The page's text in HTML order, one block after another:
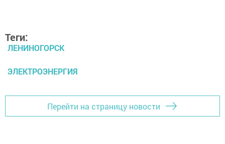
Теги:
ЛЕНИНОГОРСК
ЭЛЕКТРОЭНЕРГИЯ
Перейти на страницу новости